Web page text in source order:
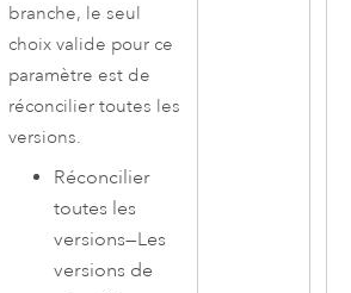
branche, le seul
choix valide pour ce
paramètre est de
réconcilier toutes les
versions.
Réconcilier
toutes les
versions—Les
versions de